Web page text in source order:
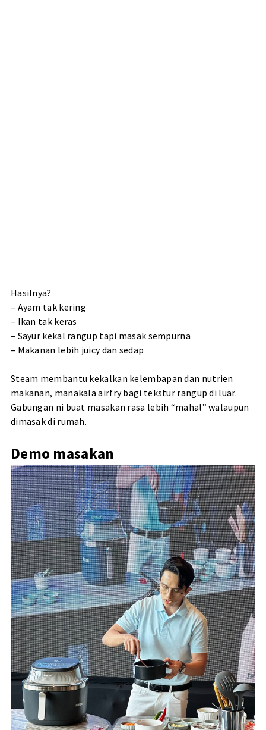
Hasilnya?
– Ayam tak kering
– Ikan tak keras
– Sayur kekal rangup tapi masak sempurna
– Makanan lebih juicy dan sedap
Steam membantu kekalkan kelembapan dan nutrien
makanan, manakala airfry bagi tekstur rangup di luar.
Gabungan ni buat masakan rasa lebih “mahal” walaupun
dimasak di rumah.
Demo masakan